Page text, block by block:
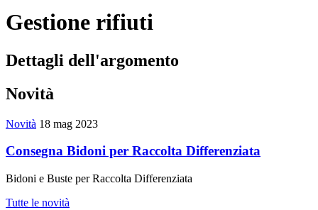
Gestione rifiuti
Dettagli dell'argomento
Novità
Novità 18 mag 2023
Consegna Bidoni per Raccolta Differenziata
Bidoni e Buste per Raccolta Differenziata
Tutte le novità